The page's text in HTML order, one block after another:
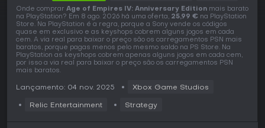
Onde comprar Age of Empires IV: Anniversary Edition mais barato
na PlayStation? Em 8 ago. 2026 há uma oferta, 25,99 € na PlayStation
Store. Na PlayStation é a regra, porque a Sony vende os códigos
quase em exclusivo e as keyshops cobrem alguns jogos em cada
cem. A via real para baixar o preço são os carregamentos PSN mais
baratos, porque pagas menos pelo mesmo saldo na PS Store. Na
PlayStation as keyshops cobrem apenas alguns jogos em cada cem,
por isso a via real para baixar o preço são os carregamentos PSN
mais baratos.
Lançamento: 04 nov. 2025 Xbox Game Studios
Relic Entertainment Strategy